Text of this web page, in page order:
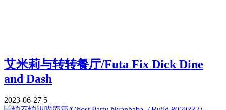
艾米莉与转转餐厅/Futa Fix Dick Dine
and Dash
2023-06-27 5